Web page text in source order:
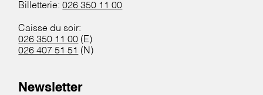
Billetterie:026 350 11 00
Caisse du soir:
026 350 11 00 (E)
026 407 51 51 (N)
Newsletter